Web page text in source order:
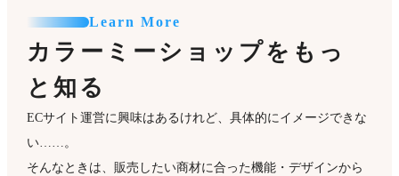
Learn More
カラーミーショップをもっ
と知る
ECサイト運営に興味はあるけれど、具体的にイメージできな
い……。
そんなときは、販売したい商材に合った機能・デザインから